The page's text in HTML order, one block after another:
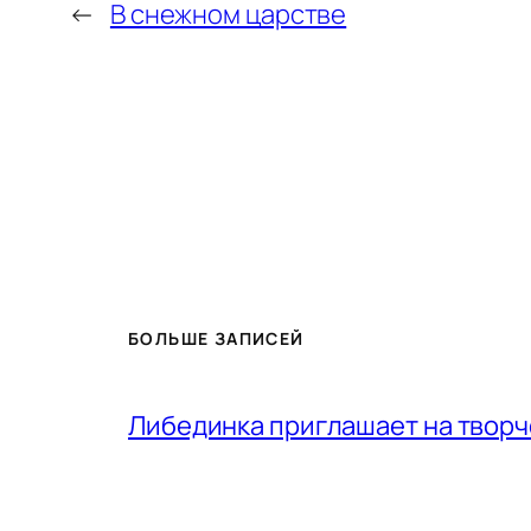
← В снежном царстве
БОЛЬШЕ ЗАПИСЕЙ
Либединка приглашает на